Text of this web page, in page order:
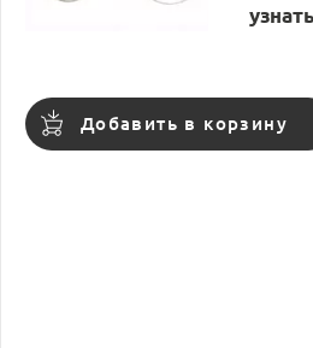
Добавить в корзину